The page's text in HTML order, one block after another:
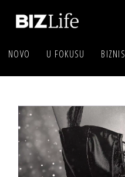
NOVO U FOKUSU BIZNIS